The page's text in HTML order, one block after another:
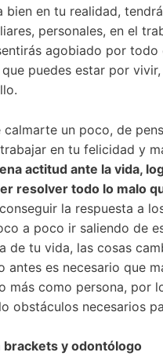
bien en tu realidad,
personales, en el
agobiado por todo
puedes estar por vivir,
calmarte un poco, de
en tu felicidad y
actitud ante la vida,
resolver todo lo malo
conseguir la respuesta a
a poco ir saliendo de
de tu vida, las cosas
antes es necesario que
más como persona, por
obstáculos necesarios
brackets y odontólogo